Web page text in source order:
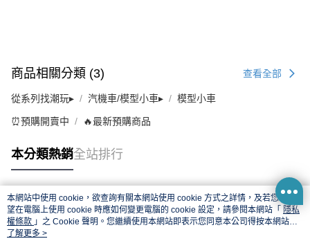
商品相關分類 (3) 查看全部
從系列找潮玩▸ 汽機車/模型小車▸ 模型小車
⏰預購開賣中 🔥最新預購商品
本分類熱銷全站排行
熱門標籤
本網站中使用 cookie，欲查詢有關本網站使用 cookie 方式之詳情，及若您不希
望在電腦上使用 cookie 時應如何變更電腦的 cookie 設定，請參閱本網站「 隱私
權條款 」之 Cookie 聲明。您繼續使用本網站即表示您同意本公司得按本網站使
用條款之 Cookie 聲明使用 cookie。
了解更多 >